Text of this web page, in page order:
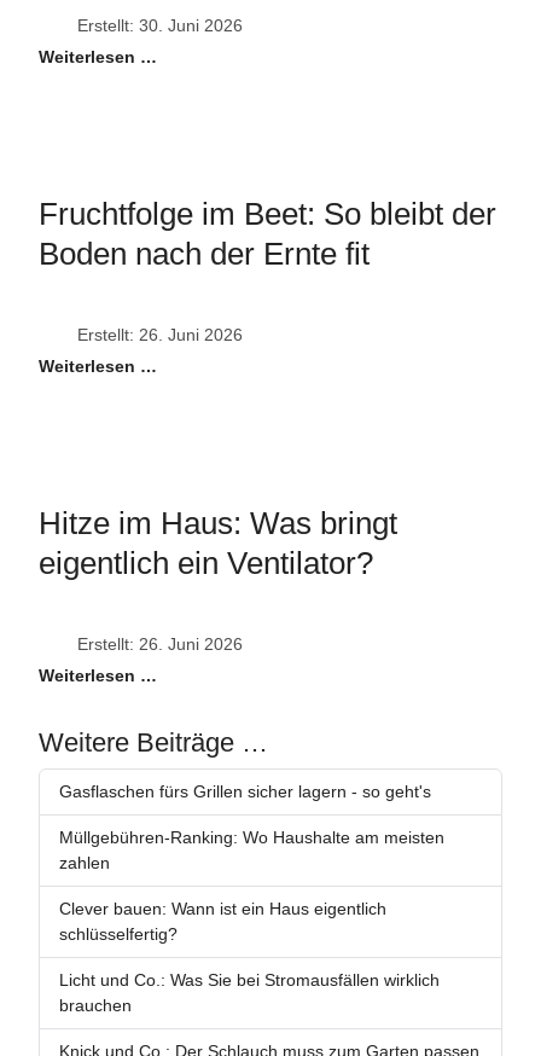
Erstellt: 30. Juni 2026
Weiterlesen …
Fruchtfolge im Beet: So bleibt der
Boden nach der Ernte fit
Erstellt: 26. Juni 2026
Weiterlesen …
Hitze im Haus: Was bringt
eigentlich ein Ventilator?
Erstellt: 26. Juni 2026
Weiterlesen …
Weitere Beiträge …
Gasflaschen fürs Grillen sicher lagern - so geht's
Müllgebühren-Ranking: Wo Haushalte am meisten
zahlen
Clever bauen: Wann ist ein Haus eigentlich
schlüsselfertig?
Licht und Co.: Was Sie bei Stromausfällen wirklich
brauchen
Knick und Co.: Der Schlauch muss zum Garten passen